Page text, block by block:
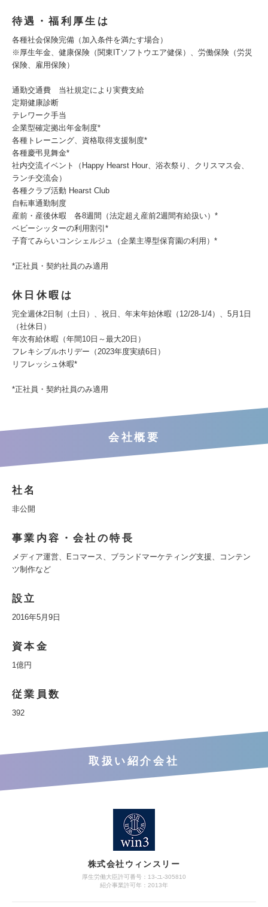
待遇・福利厚生は
各種社会保険完備（加入条件を満たす場合）
※厚生年金、健康保険（関東ITソフトウエア健保）、労働保険（労災
保険、雇用保険）
通勤交通費 当社規定により実費支給
定期健康診断
テレワーク手当
企業型確定拠出年金制度*
各種トレーニング、資格取得支援制度*
各種慶弔見舞金*
社内交流イベント（Happy Hearst Hour、浴衣祭り、クリスマス会、
ランチ交流会）
各種クラブ活動 Hearst Club
自転車通勤制度
産前・産後休暇 各8週間（法定超え産前2週間有給扱い）*
ベビーシッターの利用割引*
子育てみらいコンシェルジュ（企業主導型保育園の利用）*
*正社員・契約社員のみ適用
休日休暇は
完全週休2日制（土日）、祝日、年末年始休暇（12/28-1/4）、5月1日
（社休日）
年次有給休暇（年間10日～最大20日）
フレキシブルホリデー（2023年度実績6日）
リフレッシュ休暇*
*正社員・契約社員のみ適用
会社概要
社名
非公開
事業内容・会社の特長
メディア運営、Eコマース、ブランドマーケティング支援、コンテン
ツ制作など
設立
2016年5月9日
資本金
1億円
従業員数
392
取扱い紹介会社
株式会社ウィンスリー
厚生労働大臣許可番号：13-ユ-305810
紹介事業許可年：2013年